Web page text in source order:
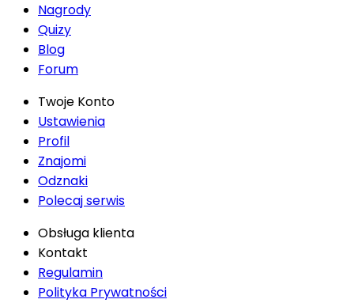
Nagrody
Quizy
Blog
Forum
Twoje Konto
Ustawienia
Profil
Znajomi
Odznaki
Polecaj serwis
Obsługa klienta
Kontakt
Regulamin
Polityka Prywatności